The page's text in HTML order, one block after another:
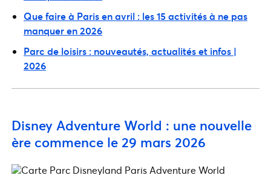
Que faire à Paris en avril : les 15 activités à ne pas
manquer en 2026
Parc de loisirs : nouveautés, actualités et infos |
2026
Disney Adventure World : une nouvelle
ère commence le 29 mars 2026